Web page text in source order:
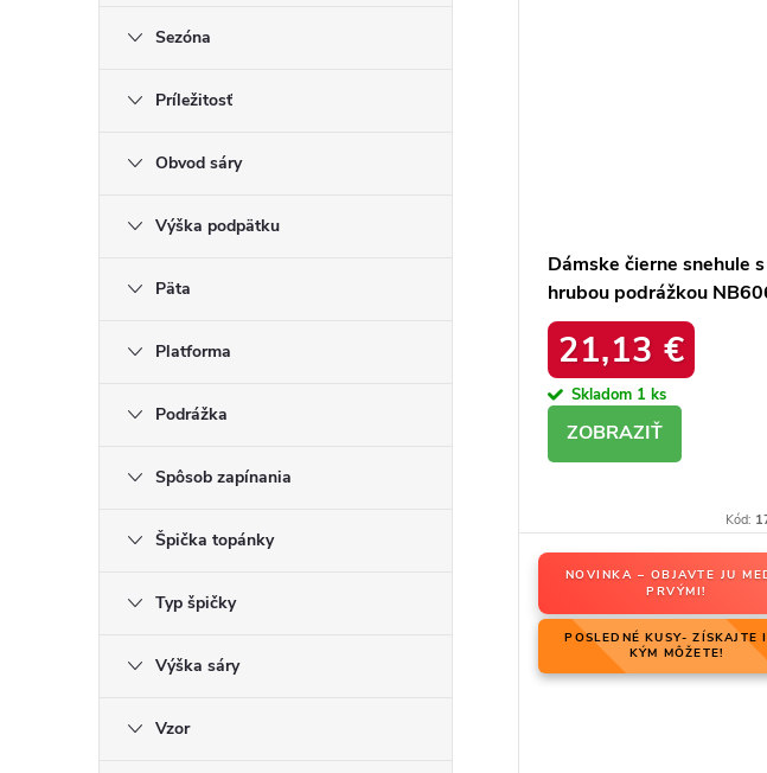
Sezóna
Príležitosť
Obvod sáry
Výška podpätku
Päta
Platforma
Podrážka
Spôsob zapínania
Špička topánky
Typ špičky
Výška sáry
Vzor
Dámske čierne snehule s
hrubou podrážkou
BLACK
21,13 €
Skladom 1 ks
Kód:
NOVINKA – OBJAVTE JU
PRVÝMI!
POSLEDNÉ KUSY- ZÍSKAJTE
KÝM MÔŽETE!